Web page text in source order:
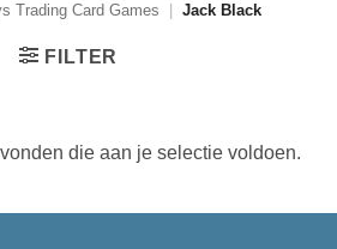
Trading Card Games Jack Black
FILTER
die aan je selectie voldoen.